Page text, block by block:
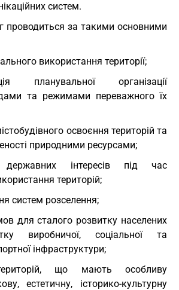
систем.
проводиться за такими основними
використання території;
планувальної організації
та режимами переважного їх
освоєння територій та
природними ресурсами;
державних інтересів під час
територій;
систем розселення;
для сталого розвитку населених
виробничої, соціальної та
інфраструктури;
що мають особливу
естетичну, історико-культурну